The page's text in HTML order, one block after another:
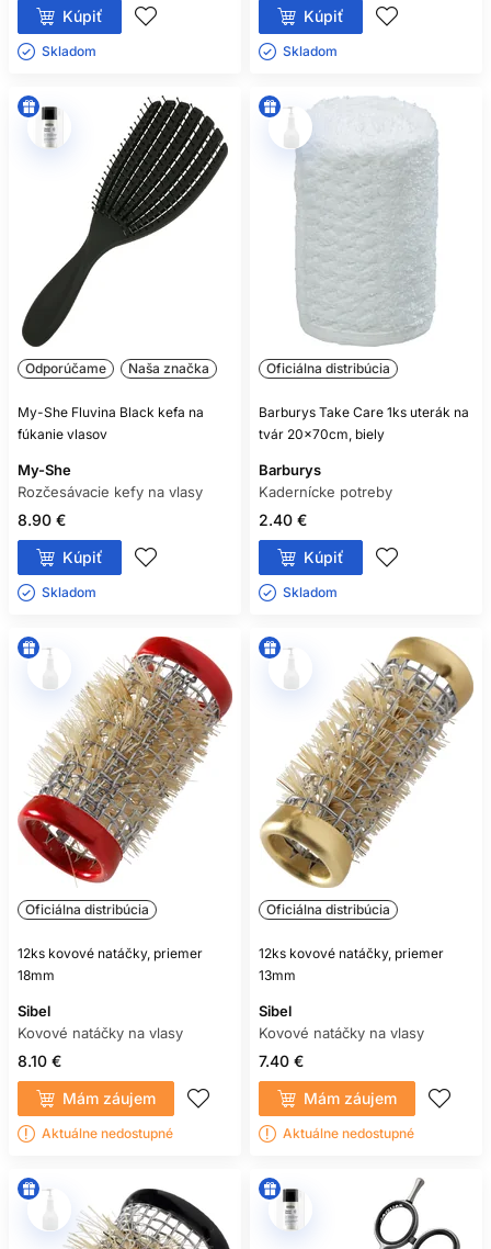
Kúpiť
Skladom ㅤ
Kúpiť
Skladom ㅤ
Odporúčame Naša značka
My-She Fluvina Black kefa na
fúkanie vlasov
My-She
Rozčesávacie kefy na vlasy
8.90 €
Kúpiť
Skladom ㅤ
Oficiálna distribúcia
Barburys Take Care 1ks uterák na
tvár 20x70cm, biely
Barburys
Kadernícke potreby
2.40 €
Kúpiť
Skladom ㅤ
Oficiálna distribúcia
12ks kovové natáčky, priemer
18mm
Sibel
Kovové natáčky na vlasy
8.10 €
Mám záujem
Aktuálne nedostupné
Oficiálna distribúcia
12ks kovové natáčky, priemer
13mm
Sibel
Kovové natáčky na vlasy
7.40 €
Mám záujem
Aktuálne nedostupné